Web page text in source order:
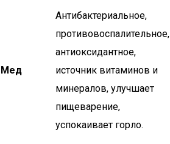
Мед
Антибактериальное,
противовоспалительное,
антиоксидантное,
источник витаминов и
минералов, улучшает
пищеварение,
успокаивает горло.